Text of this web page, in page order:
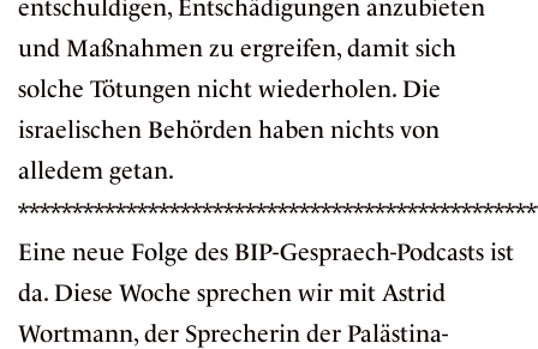
entschuldigen, Entschädigungen anzubieten
und Maßnahmen zu ergreifen, damit sich
solche Tötungen nicht wiederholen. Die
israelischen Behörden haben nichts von
alledem getan.
Eine neue Folge des BIP-Gespraech-Podcasts ist
da. Diese Woche sprechen wir mit Astrid
Wortmann, der Sprecherin der Palästina-